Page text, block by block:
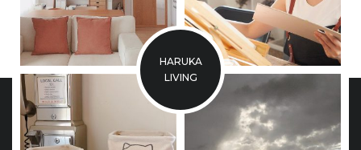
HARUKA
LIVING